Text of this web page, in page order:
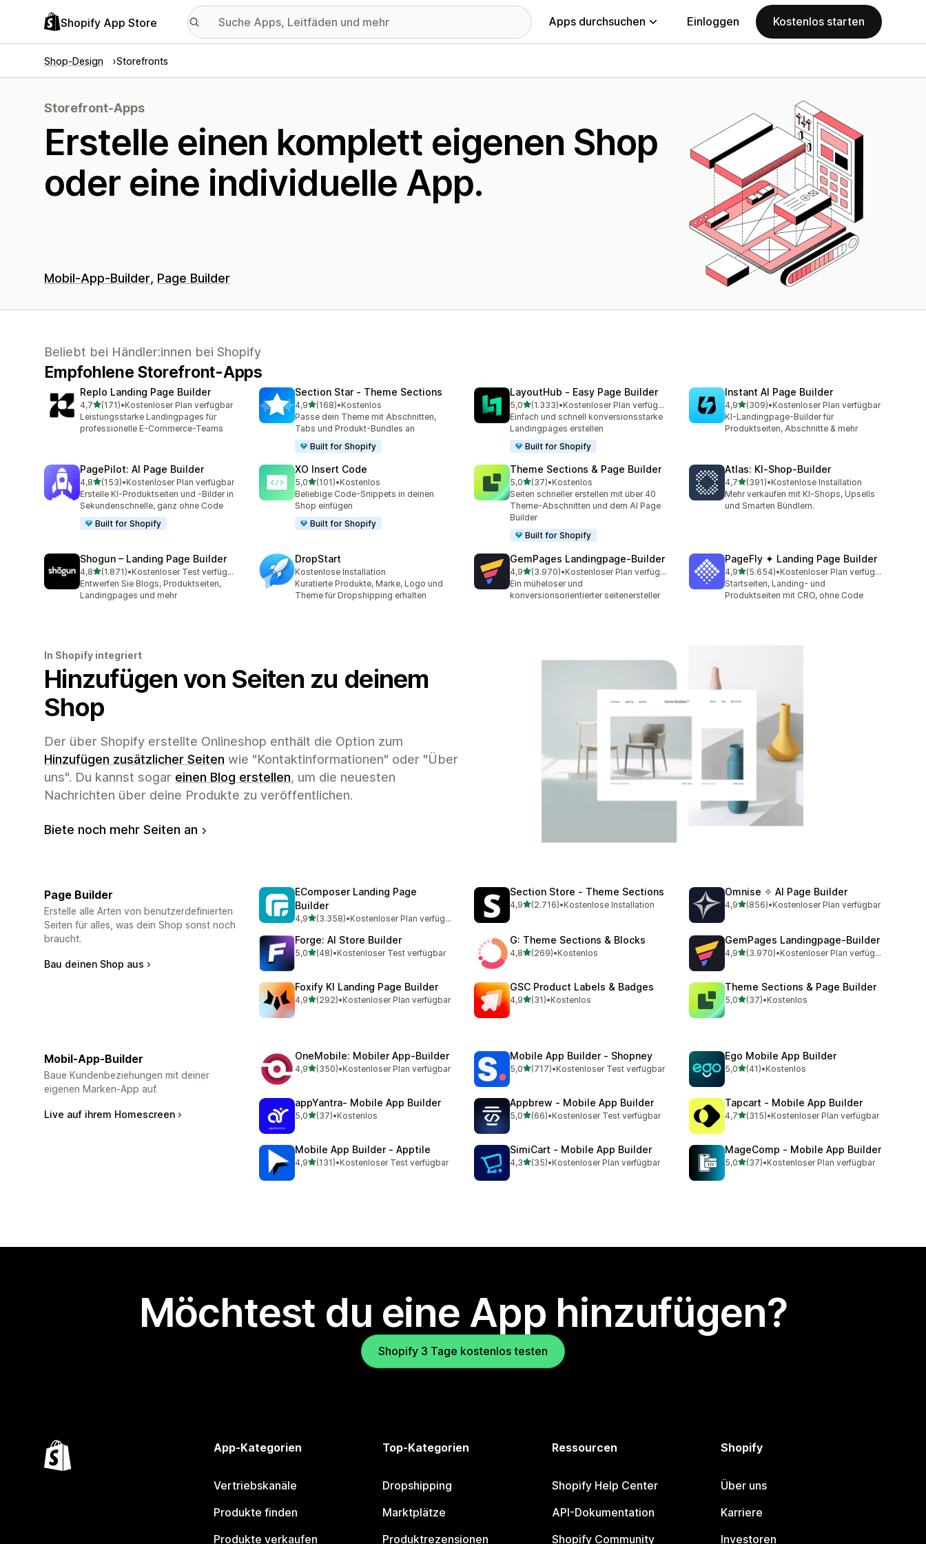
Shopify App Store Apps durchsuchen Einloggen Kostenlos starten
Shop-Design Storefronts
Storefront-Apps
Erstelle einen komplett eigenen Shop
oder eine individuelle App.
Mobil-App-Builder Page Builder
Beliebt bei Händler:innen bei Shopify
Empfohlene Storefront-Apps
Replo Landing Page Builder
4,7von 5 Sternen
(171)
171 Rezensionen insgesamt
•Kostenloser Plan verfügbar
Leistungsstarke Landingpages für
professionelle E-Commerce-Teams
Section Star ‑ Theme Sections
4,9von 5 Sternen
(168)
168 Rezensionen insgesamt
•Kostenlos
Passe dein Theme mit Abschnitten,
Tabs und Produkt-Bundles an
Built for Shopify
LayoutHub ‑ Easy Page Builder
5,0von 5 Sternen
(1.333)
1333 Rezensionen insgesamt
•
Kostenloser Plan verfügbar
Einfach und schnell konversionsstarke
Landingpages erstellen
Built for Shopify
Instant AI Page Builder
4,9von 5 Sternen
(309)
309 Rezensionen insgesamt
•Kostenloser Plan verfügbar
KI-Landingpage-Builder für
Produktseiten, Abschnitte & mehr
PagePilot: AI Page Builder
4,8von 5 Sternen
(153)
153 Rezensionen insgesamt
•Kostenloser Plan verfügbar
Erstelle KI-Produktseiten und -Bilder in
Sekundenschnelle, ganz ohne Code
Built for Shopify
XO Insert Code
5,0von 5 Sternen
(101)
101 Rezensionen insgesamt
•Kostenlos
Beliebige Code-Snippets in deinen
Shop einfügen
Built for Shopify
Theme Sections & Page Builder
5,0von 5 Sternen
(37)
37 Rezensionen insgesamt
•Kostenlos
Seiten schneller erstellen mit über 40
Theme-Abschnitten und dem AI Page
Builder
Built for Shopify
Atlas: KI‑Shop‑Builder
4,7von 5 Sternen
(391)
391 Rezensionen insgesamt
•Kostenlose Installation
Mehr verkaufen mit KI-Shops, Upsells
und Smarten Bündlern.
Shogun – Landing Page Builder
4,8von 5 Sternen
(1.871)
1871 Rezensionen insgesamt
•
Kostenloser Test verfügbar
Entwerfen Sie Blogs, Produktseiten,
Landingpages und mehr
DropStart
Kostenlose Installation
Kuratierte Produkte, Marke, Logo und
Theme für Dropshipping erhalten
GemPages Landingpage‑Builder
4,9von 5 Sternen
(3.970)
3970 Rezensionen insgesamt
•
Kostenloser Plan verfügbar
Ein müheloser und
konversionsorientierter seitenersteller
PageFly ✦ Landing Page Builder
4,9von 5 Sternen
(5.654)
5654 Rezensionen insgesamt
•
Kostenloser Plan verfügbar
Startseiten, Landing- und
Produktseiten mit CRO, ohne Code
In Shopify integriert
Hinzufügen von Seiten zu deinem
Shop
Der über Shopify erstellte Onlineshop enthält die Option zum
Hinzufügen zusätzlicher Seiten wie "Kontaktinformationen" oder "Über
uns". Du kannst sogar einen Blog erstellen, um die neuesten
Nachrichten über deine Produkte zu veröffentlichen.
Biete noch mehr Seiten an
Page Builder
Erstelle alle Arten von benutzerdefinierten
Seiten für alles, was dein Shop sonst noch
braucht.
Bau deinen Shop aus
EComposer Landing Page
Builder
4,9von 5 Sternen
(3.358)
3358 Rezensionen insgesamt
• Kostenloser Plan verfügbar
Section Store ‑ Theme Sections
4,9von 5 Sternen
(2.716)
2716 Rezensionen insgesamt
•Kostenlose Installation
Omnise ✧ AI Page Builder
4,9von 5 Sternen
(856)
856 Rezensionen insgesamt
•Kostenloser Plan verfügbar
Forge: AI Store Builder
5,0von 5 Sternen
(48)
48 Rezensionen insgesamt
•Kostenloser Test verfügbar
G: Theme Sections & Blocks
4,8von 5 Sternen
(269)
269 Rezensionen insgesamt
•Kostenlos
GemPages Landingpage‑Builder
4,9von 5 Sternen
(3.970)
3970 Rezensionen insgesamt
• Kostenloser Plan verfügbar
Foxify KI Landing Page Builder
4,9von 5 Sternen
(292)
292 Rezensionen insgesamt
•Kostenloser Plan verfügbar
GSC Product Labels & Badges
4,9von 5 Sternen
(31)
31 Rezensionen insgesamt
•Kostenlos
Theme Sections & Page Builder
5,0von 5 Sternen
(37)
37 Rezensionen insgesamt
•Kostenlos
Mobil-App-Builder
Baue Kundenbeziehungen mit deiner
eigenen Marken-App auf.
Live auf ihrem Homescreen
OneMobile: Mobiler App‑Builder
4,9von 5 Sternen
(350)
350 Rezensionen insgesamt
•Kostenloser Plan verfügbar
Mobile App Builder ‑ Shopney
5,0von 5 Sternen
(717)
717 Rezensionen insgesamt
•Kostenloser Test verfügbar
Ego Mobile App Builder
5,0von 5 Sternen
(41)
41 Rezensionen insgesamt
•Kostenlos
appYantra‑ Mobile App Builder
5,0von 5 Sternen
(37)
37 Rezensionen insgesamt
•Kostenlos
Appbrew ‑ Mobile App Builder
5,0von 5 Sternen
(66)
66 Rezensionen insgesamt
•Kostenloser Test verfügbar
Tapcart ‑ Mobile App Builder
4,7von 5 Sternen
(315)
315 Rezensionen insgesamt
•Kostenloser Plan verfügbar
Mobile App Builder ‑ Apptile
4,9von 5 Sternen
(131)
131 Rezensionen insgesamt
•Kostenloser Test verfügbar
SimiCart ‑ Mobile App Builder
4,3von 5 Sternen
(35)
35 Rezensionen insgesamt
•Kostenloser Plan verfügbar
MageComp ‑ Mobile App Builder
5,0von 5 Sternen
(37)
37 Rezensionen insgesamt
•Kostenloser Plan verfügbar
Möchtest du eine App hinzufügen?
Shopify 3 Tage kostenlos testen
App-Kategorien
Vertriebskanäle
Produkte finden
Produkte verkaufen
Top-Kategorien
Dropshipping
Marktplätze
Produktrezensionen
Ressourcen
Shopify Help Center
API-Dokumentation
Shopify Community
Shopify
Über uns
Karriere
Investoren